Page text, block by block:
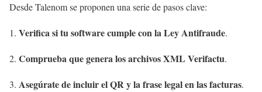
Desde Talenom se proponen una serie de pasos clave:
Verifica si tu software cumple con la Ley Antifraude.
Comprueba que genera los archivos XML Verifactu.
Asegúrate de incluir el QR y la frase legal en las facturas.